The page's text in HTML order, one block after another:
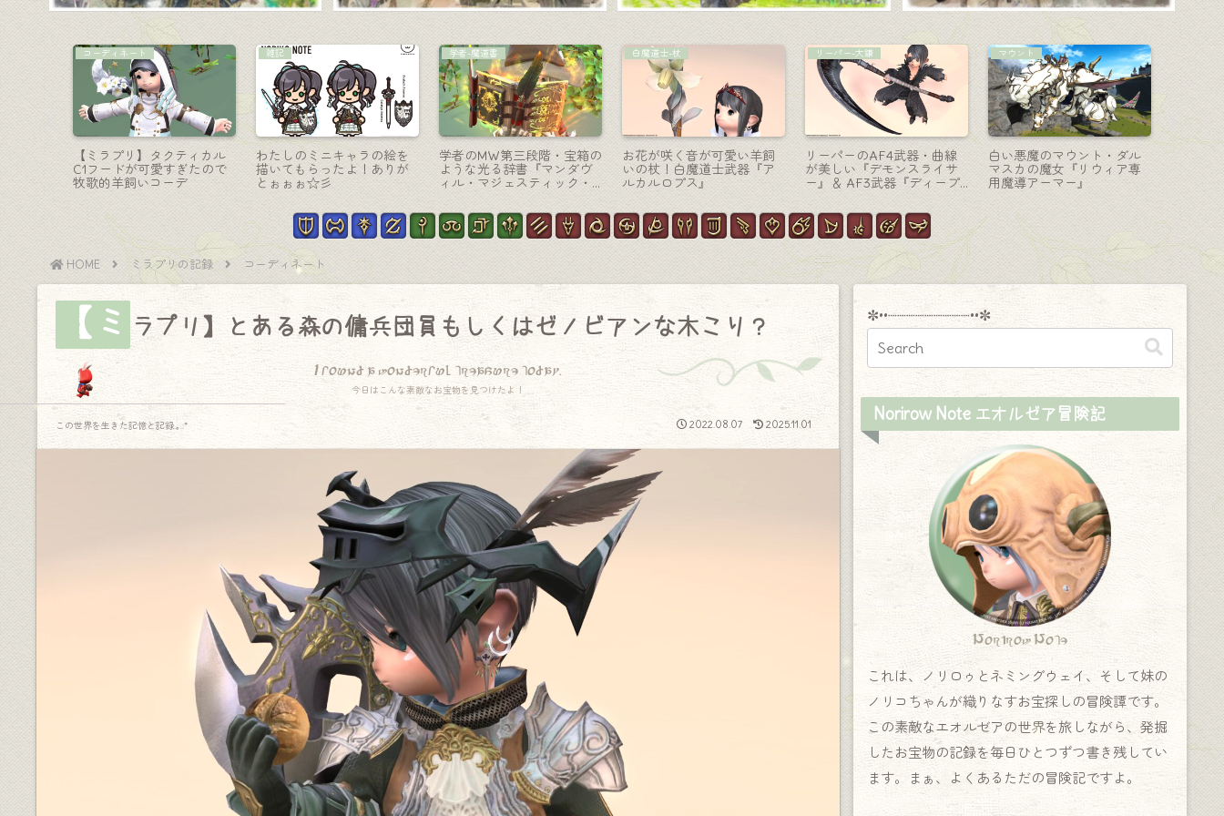
コーディネート
【ミラプリ】「宇宙(そら)の
騎士様」コスモスーツアレ
ンジコーデ
学者-魔道書
世にも珍しいクリーム抹茶
色紙のかわいい森の学者本
『グリダニアンエリート・
コーデックス』
モンク-格闘
まるでリットアティンのよ
うなモンクの盾形格闘武器
『レイクランド・クロー』
マウント
お友達紹介キャンペーン報
酬のマウント・伝説のラス
ボスで最強のドラゴン『ツ
インタニア』
ミニオン
クロワッサンのような可愛
い羊のFF9ミニオン『タイ
ニーヤーン』
白魔道士-杖
白魔道士のマンダヴィルウ
ェポン（MW）第一段階『マ
ンダヴィル・ケーン』
マンダ
まとめ！
HOME ミラプリの記録 コーディネート
【ミ ラプリ】とある森の傭兵団員もしくはゼノビアンな木こり？
I found a wonderful treasure today.
今日はこんな素敵なお宝物を見つけたよ！
2022.08.07 2025.11.01
この世界を生きた記憶と記録.｡.:*
✼••┈┈┈┈┈┈┈┈┈••✼
Norirow Note エオルゼア冒険記
Norirow Note
これは、ノリロゥとネミングウェイ、そして妹の
ノリコちゃんが織りなすお宝探しの冒険譚です。
この素敵なエオルゼアの世界を旅しながら、発掘
したお宝物の記録を毎日ひとつずつ書き残してい
ます。まぁ、よくあるただの冒険記ですよ。